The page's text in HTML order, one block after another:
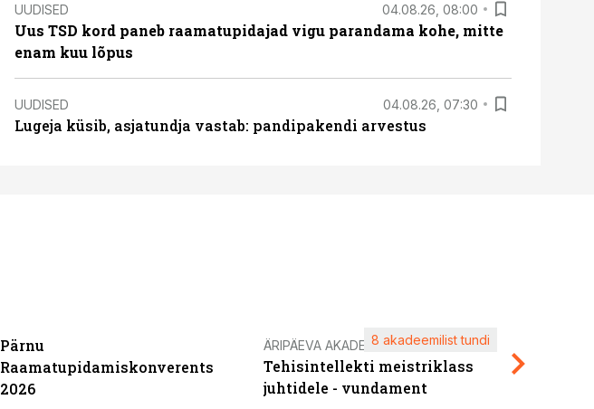
UUDISED 04.08.26, 08:00
Uus TSD kord paneb raamatupidajad vigu parandama kohe, mitte
enam kuu lõpus
UUDISED 04.08.26, 07:30
Lugeja küsib, asjatundja vastab: pandipakendi arvestus
Pärnu
Raamatupidamiskonverents
2026
ÄRIPÄEVA AKADEEMIA
Tehisintellekti meistriklass
juhtidele - vundament
8 akadeemilist tundi